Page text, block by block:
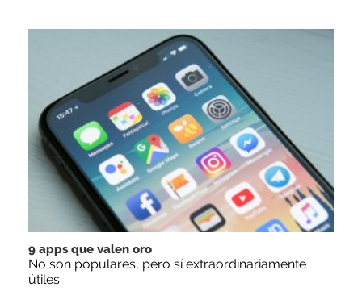
9 apps que valen oro
No son populares, pero sí extraordinariamente
útiles